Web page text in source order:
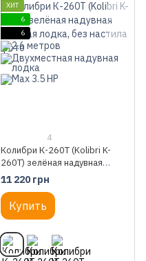
ХИТ
6
6
4
Колибри К-260Т (Kolibri K-
260T) зелёная надувная
гребная лодка, без настила
11 220 грн
Купить